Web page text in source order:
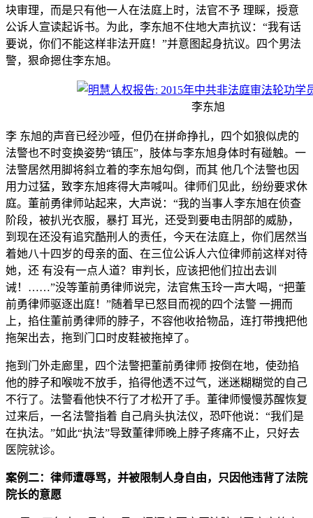
块审理，而是只有他一人在法庭上时，法官不予 理睬，授意
公诉人宣读起诉书。为此，李东旭不住地大声抗议：“我有话
要说，你们不能这样非法开庭！”并意图起身抗议。四个男法
警，狠命摁住李东旭。
李东旭
李 东旭的声音已经沙哑，但仍在拼命挣扎，四个如狼似虎的
法警也不时变换姿势“镇压”，肢体与李东旭身体时有碰触。一
法警居然用脚将斜立着的李东旭勾倒，而其 他几个法警也因
用力过猛，致李东旭疼得大声喊叫。律师们见此，纷纷要求休
庭。董前勇律师站起来，大声说：“我的当事人李东旭在侦查
阶段，被扒光衣服，暴打 耳光，还受到要电击阴部的威胁，
到现在还没有追究酷刑人的责任，今天在法庭上，你们居然当
着她八十四岁的母亲的面、在三位公诉人六位律师前这样对待
她，还 有没有一点人道？审判长，应该把他们拉出去训
诫！……”没等董前勇律师说完，法官焦玉玲一声大喝，“把董
前勇律师驱逐出庭！”随着早已怒目而视的四个法警 一拥而
上，掐住董前勇律师的脖子，不容他收拾物品，连打带拽把他
拖架出去，拖到门口时皮鞋被拖掉了。
拖到门外走廊里，四个法警把董前勇律师 按倒在地，使劲掐
他的脖子和喉咙不放手，掐得他透不过气，迷迷糊糊觉的自己
不行了。法警看他快不行了才松开了手。董律师慢慢苏醒恢复
过来后，一名法警指着 自己肩头执法仪，恐吓他说：“我们是
在执法。”如此“执法”导致董律师晚上脖子疼痛不止，只好去
医院就诊。
案例二：律师遭辱骂，并被限制人身自由，只因他违背了法院
院长的意愿